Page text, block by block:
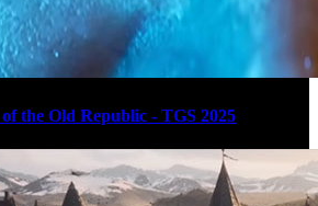
the Old Republic - TGS 2025